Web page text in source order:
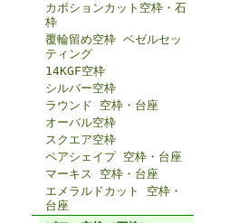
カボションカット空枠・石
枠
覆輪留め空枠 ベゼルセッ
ティング
14KGF空枠
シルバー空枠
ラウンド 空枠・台座
オーバル空枠
スクエア空枠
ペアシェイプ 空枠・台座
マーキス 空枠・台座
エメラルドカット 空枠・
台座